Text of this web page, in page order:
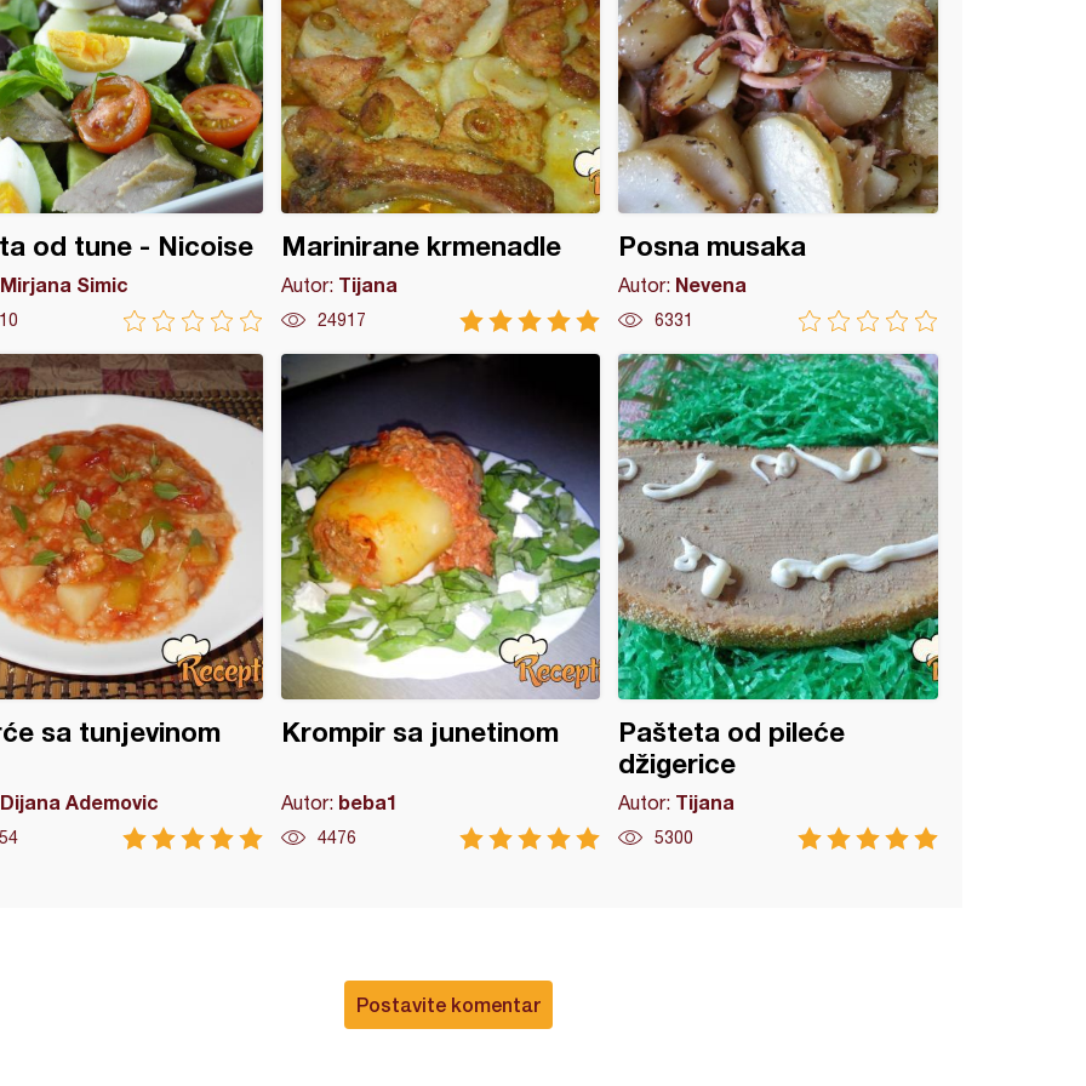
od tune - Nicoise
Mirjana Simic
Marinirane krmenadle
Autor: Tijana
24917
Posna musaka
Autor: Nevena
6331
sa tunjevinom
Dijana Ademovic
Krompir sa junetinom
Autor: beba1
4476
Pašteta od pileće
džigerice
Autor: Tijana
5300
Postavite komentar